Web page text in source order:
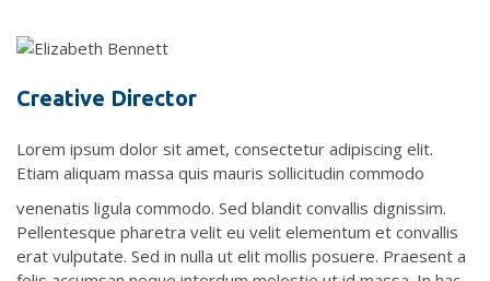
Creative Director
Lorem ipsum dolor sit amet, consectetur adipiscing elit.
Etiam aliquam massa quis mauris sollicitudin commodo
venenatis ligula commodo. Sed blandit convallis dignissim.
Pellentesque pharetra velit eu velit elementum et convallis
erat vulputate. Sed in nulla ut elit mollis posuere. Praesent a